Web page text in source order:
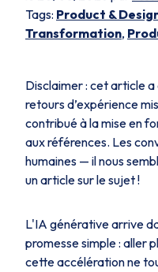
Tags: Product &
Transformation,
Disclaimer: cet article a
retours d’expérience
contribué à la mise en
aux références. Les
humaines — il nous
un article sur le sujet !
L'IA générative arrive
promesse simple : aller
cette accélération ne